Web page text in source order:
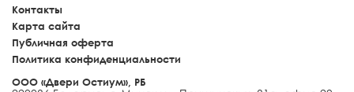
Контакты
Карта сайта
Публичная оферта
Политика конфиденциальности
ООО «Двери Остиум», РБ